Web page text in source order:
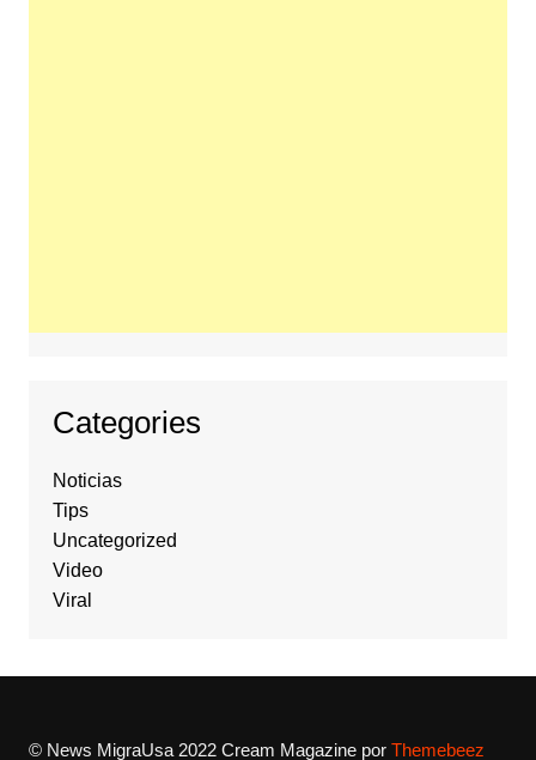
Categories
Noticias
Tips
Uncategorized
Video
Viral
© News MigraUsa 2022Cream Magazine por Themebeez